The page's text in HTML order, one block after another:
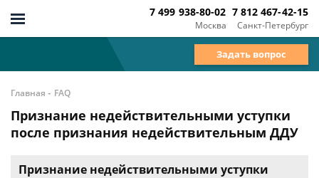
Москва
7 499 938-80-02
Санкт-Петербург
7 812 467-42-15
Задать вопрос
Главная - FAQ
Признание недействительными уступки
после признания недействительным ДДУ
Признание недействительными уступки